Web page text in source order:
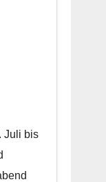
Juli bis